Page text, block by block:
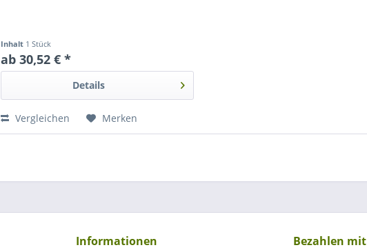
Inhalt 1 Stück
ab 30,52 € *
Details
Vergleichen Merken
Informationen Bezahlen mit